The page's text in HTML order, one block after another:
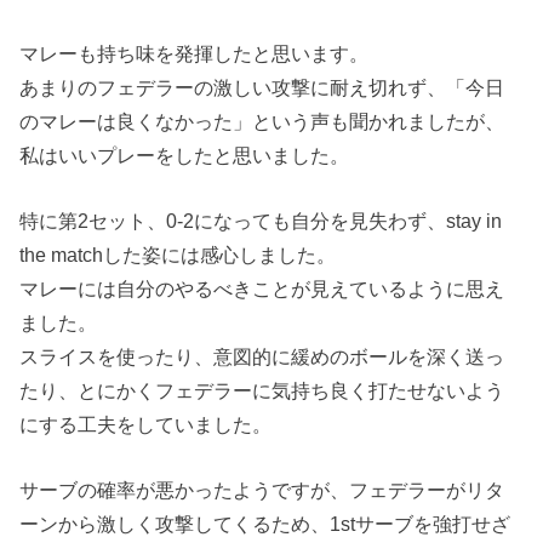
マレーも持ち味を発揮したと思います。
あまりのフェデラーの激しい攻撃に耐え切れず、「今日
のマレーは良くなかった」という声も聞かれましたが、
私はいいプレーをしたと思いました。
特に第2セット、0-2になっても自分を見失わず、stay in
the matchした姿には感心しました。
マレーには自分のやるべきことが見えているように思え
ました。
スライスを使ったり、意図的に緩めのボールを深く送っ
たり、とにかくフェデラーに気持ち良く打たせないよう
にする工夫をしていました。
サーブの確率が悪かったようですが、フェデラーがリタ
ーンから激しく攻撃してくるため、1stサーブを強打せざ